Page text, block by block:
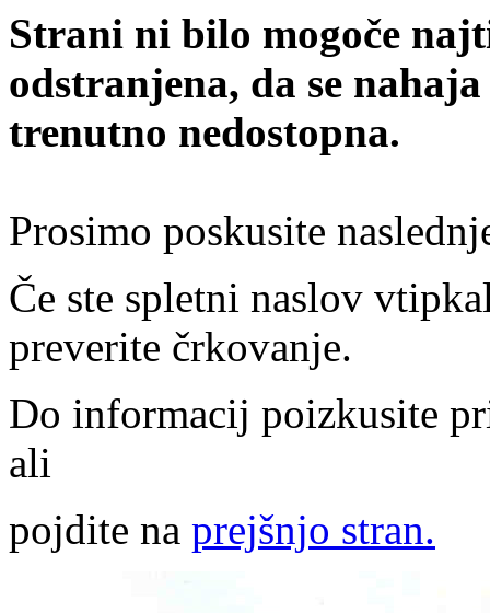
Strani ni bilo mogoče
odstranjena, da se
trenutno nedostopna.
Prosimo poskusite
Če ste spletni naslov
preverite črkovanje.
Do informacij poizkusite
ali
pojdite na prejšnjo stran.